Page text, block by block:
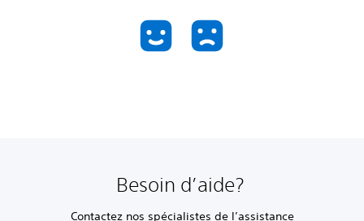
Besoin d’aide?
Contactez nos spécialistes de l’assistance